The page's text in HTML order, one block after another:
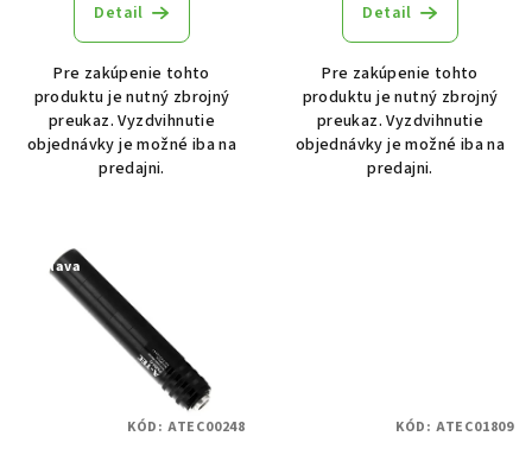
Detail
Pre zakúpenie tohto
produktu je nutný zbrojný
preukaz. Vyzdvihnutie
objednávky je možné iba na
predajni.
Detail
Pre zakúpenie tohto
produktu je nutný zbrojný
preukaz. Vyzdvihnutie
objednávky je možné iba na
predajni.
Zľava
KÓD: ATEC00248 KÓD: ATEC01809